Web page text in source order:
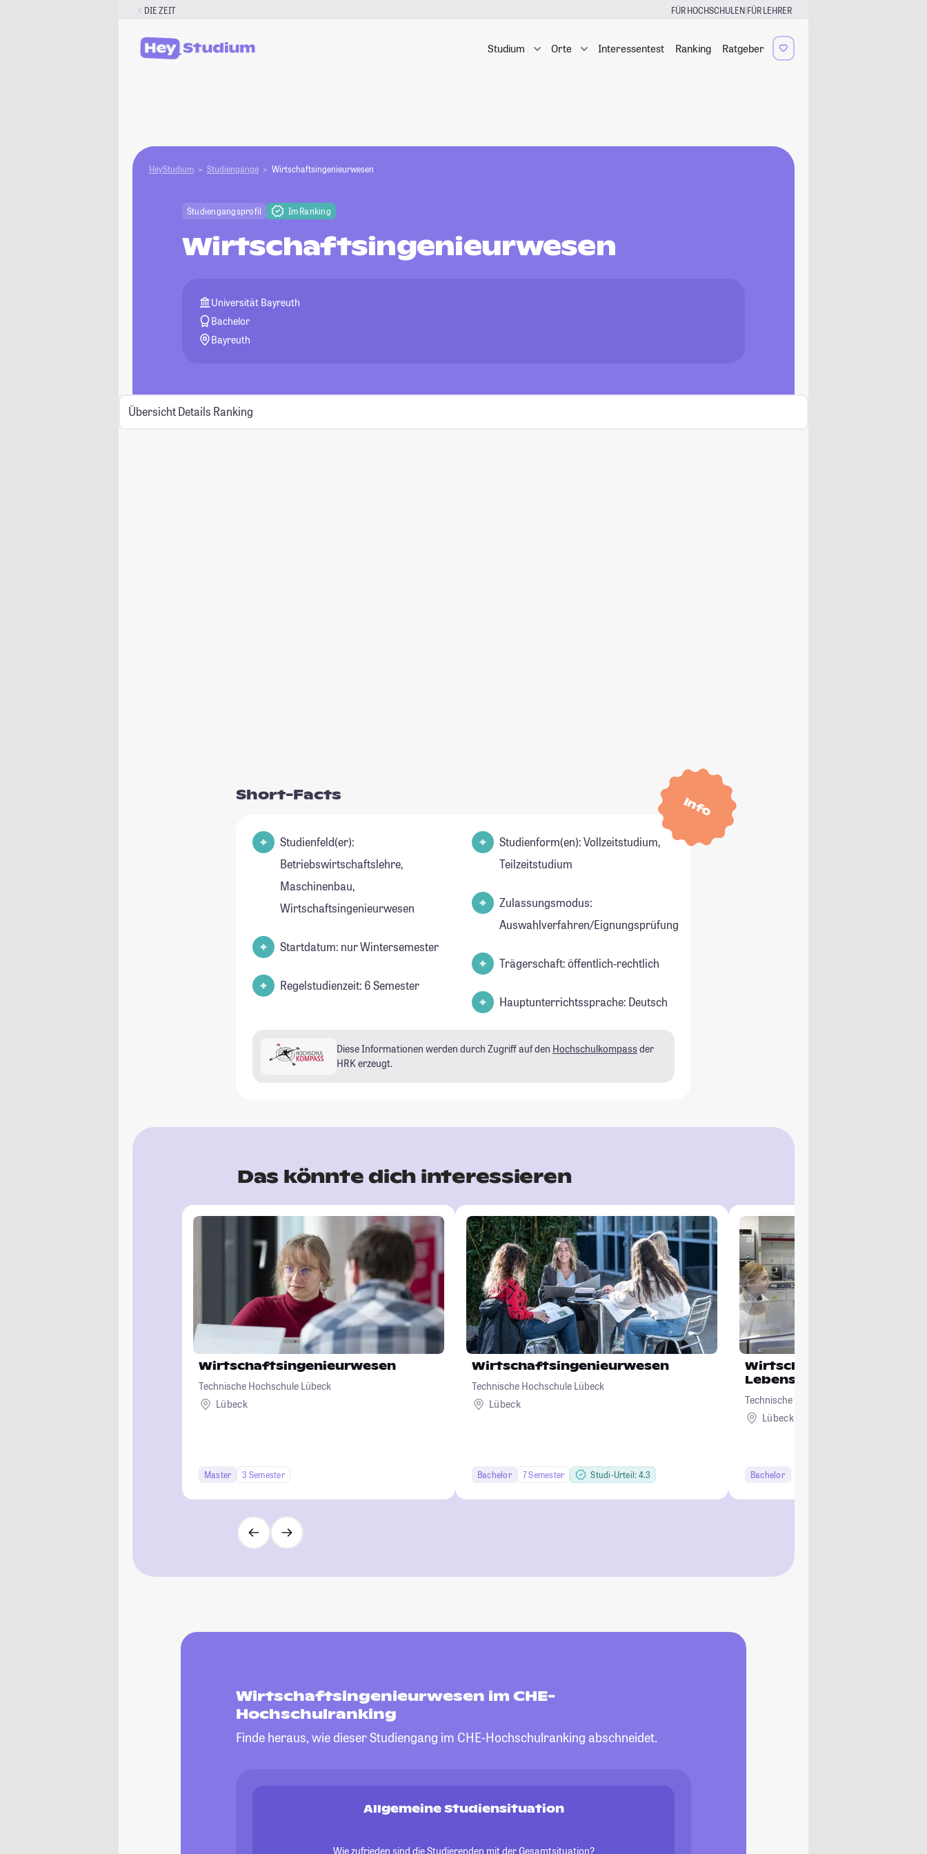
DIE ZEIT FÜR HOCHSCHULEN|FÜR LEHRER
Studium Orte Interessentest Ranking Ratgeber
HeyStudium Studiengänge Wirtschaftsingenieurwesen
Studiengangsprofil Im Ranking
Wirtschaftsingenieurwesen
Universität Bayreuth
Bachelor
Bayreuth
Übersicht Details Ranking
Info
Short-Facts
Studienfeld(er):
Betriebswirtschaftslehre,
Maschinenbau,
Wirtschaftsingenieurwesen
Startdatum: nur Wintersemester
Regelstudienzeit: 6 Semester
Studienform(en): Vollzeitstudium,
Teilzeitstudium
Zulassungsmodus:
Auswahlverfahren/Eignungsprüfung
Trägerschaft: öffentlich-rechtlich
Hauptunterrichtssprache: Deutsch
Diese Informationen werden durch Zugriff auf den Hochschulkompass der
HRK erzeugt.
Das könnte dich interessieren
Wirtschaftsingenieurwesen
Technische Hochschule Lübeck
Lübeck
Master 3 Semester
Wirtschaftsingenieurwesen
Technische Hochschule Lübeck
Lübeck
Bachelor 7 Semester Studi-Urteil: 4.3
Lebensmittelindustrie
Technische Hochschule Lübeck
Lübeck
Bachelor
Wirtschaftsingenieurwesen im CHE-
Hochschulranking
Finde heraus, wie dieser Studiengang im CHE-Hochschulranking abschneidet.
Allgemeine Studiensituation
Wie zufrieden sind die Studierenden mit der Gesamtsituation?